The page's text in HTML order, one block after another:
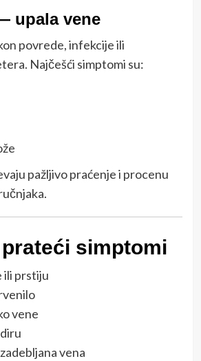
upala vene
povrede, infekcije ili
Najčešći simptomi su:
pažljivo praćenje i procenu
simptomi
ili prstiju
vene
vena